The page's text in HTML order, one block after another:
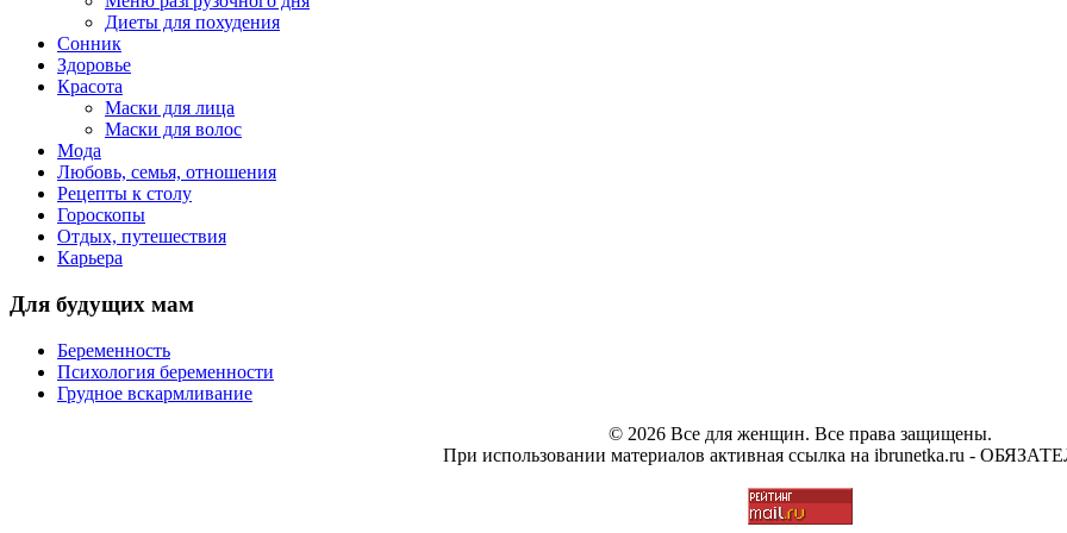
Диеты для похудения
Сонник
Здоровье
Красота
Маски для лица
Маски для волос
Мода
Любовь, семья, отношения
Рецепты к столу
Гороскопы
Отдых, путешествия
Карьера
Для будущих мам
Беременность
Психология беременности
Грудное вскармливание
© 2026 Все для женщин. Все права защищены.
При использовании материалов активная ссылка на ibrunetka.ru -